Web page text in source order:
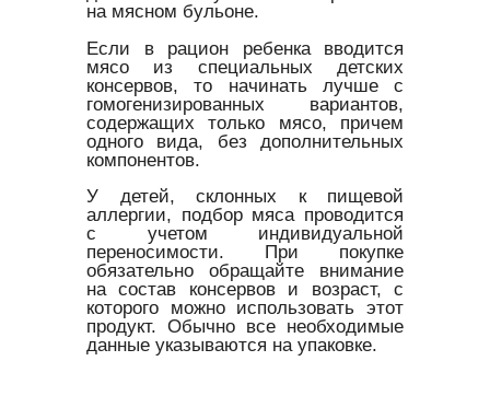
на мясном бульоне.
Если в рацион ребенка вводится
мясо из специальных детских
консервов, то начинать лучше с
гомогенизированных вариантов,
содержащих только мясо, причем
одного вида, без дополнительных
компонентов.
У детей, склонных к пищевой
аллергии, подбор мяса проводится
с учетом индивидуальной
переносимости. При покупке
обязательно обращайте внимание
на состав консервов и возраст, с
которого можно использовать этот
продукт. Обычно все необходимые
данные указываются на упаковке.